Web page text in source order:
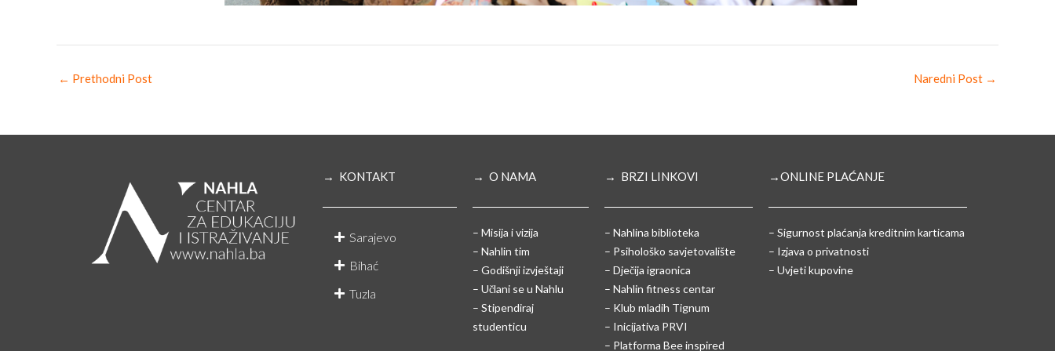
← Prethodni Post Naredni Post →
→ KONTAKT
Sarajevo
Bihać
Tuzla
→ O NAMA
– Misija i vizija
– Nahlin tim
– Godišnji izvještaji
– Učlani se u Nahlu
– Stipendiraj
studenticu
→ BRZI LINKOVI
– Nahlina biblioteka
– Psihološko savjetovalište
– Dječija igraonica
– Nahlin fitness centar
– Klub mladih Tignum
– Inicijativa PRVI
– Platforma Bee inspired
→ONLINE PLAĆANJE
– Sigurnost plaćanja kreditnim karticama
– Izjava o privatnosti
– Uvjeti kupovine